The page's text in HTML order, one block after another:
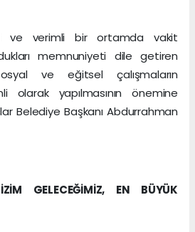
ve verimli bir ortamda vakit
memnuniyeti dile getiren
ve eğitsel çalışmaların
olarak yapılmasının önemine
Belediye Başkanı Abdurrahman
GELECEĞİMİZ, EN BÜYÜK